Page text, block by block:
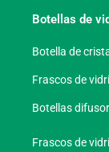
Botellas de
Botella de
Frascos de
Botellas
Frascos de